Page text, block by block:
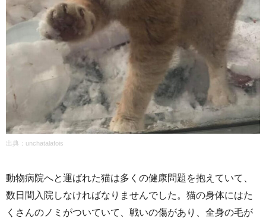
出典： unchatalafois
動物病院へと運ばれた猫は多くの健康問題を抱えていて、
数日間入院しなければなりませんでした。猫の身体にはた
くさんのノミがついていて、戦いの傷があり、全身の毛が